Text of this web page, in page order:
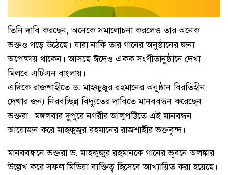
তিনি দাবি করছেন, অনেকে সমালোচনা করলেও তার অনেক
ভক্তও গড়ে উঠেছে। যারা নাকি তার গানের অনুষ্ঠানের জন্য
অপেক্ষায় থাকেন। আসছে ঈদেও একক সংগীতানুষ্ঠানে দেখা
মিলবে এটিএন বাংলায়।
এদিকে রাজশাহীতে ড. মাহফুজুর রহমানের অনুষ্ঠান বিরতিহীন
দেখার জন্য নিরবচ্ছিন্ন বিদ্যুতের দাবিতে মানববন্ধন করেছেন
ভক্তরা। মঙ্গলবার দুপুরে নগরীর আলুপট্টিতে এই মানবন্ধন
আয়োজন করে মাহফুজুর রহমানের রাজশাহীর ভক্তবৃন্দ।
মানববন্ধনে ভক্তরা ড. মাহফুজুর রহমানকে গানের ভূবনে অলঙ্কার
উল্লেখ করে সফল মিডিয়া ব্যক্তিত্ব হিসেবে আখ্যায়িত করা হয়েছে।